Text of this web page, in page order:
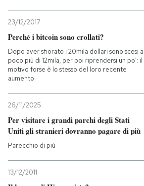
NEWSLETTER
I MIEI PREFERITI
CALENDARIO
AREA PERSONALE
Entra
23/12/2017
Perché i bitcoin sono crollati?
Dopo aver sfiorato i 20mila dollari sono scesi a
poco più di 12mila, per poi riprendersi un po': il
motivo forse è lo stesso del loro recente
aumento
26/11/2025
Per visitare i grandi parchi degli Stati
Uniti gli stranieri dovranno pagare di più
Parecchio di più
13/12/2011